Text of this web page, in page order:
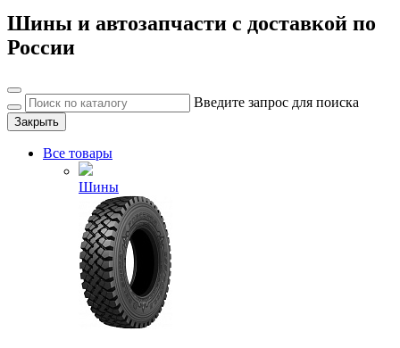
Шины и автозапчасти с доставкой по
России
Введите запрос для поиска
Закрыть
Все товары
Шины